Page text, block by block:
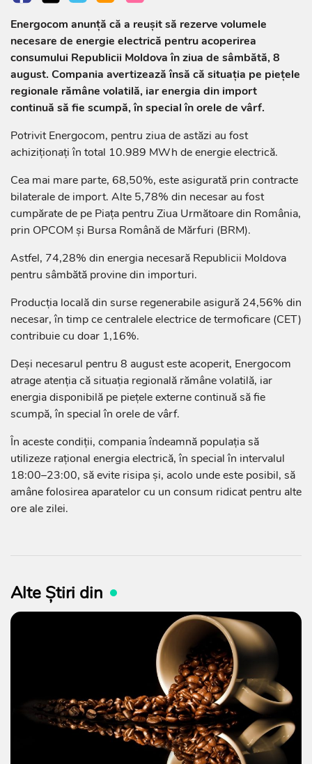
Energocom anunță că a reușit să rezerve volumele
necesare de energie electrică pentru acoperirea
consumului Republicii Moldova în ziua de sâmbătă, 8
august. Compania avertizează însă că situația pe piețele
regionale rămâne volatilă, iar energia din import
continuă să fie scumpă, în special în orele de vârf.
Potrivit Energocom, pentru ziua de astăzi au fost
achiziționați în total 10.989 MWh de energie electrică.
Cea mai mare parte, 68,50%, este asigurată prin contracte
bilaterale de import. Alte 5,78% din necesar au fost
cumpărate de pe Piața pentru Ziua Următoare din România,
prin OPCOM și Bursa Română de Mărfuri (BRM).
Astfel, 74,28% din energia necesară Republicii Moldova
pentru sâmbătă provine din importuri.
Producția locală din surse regenerabile asigură 24,56% din
necesar, în timp ce centralele electrice de termoficare (CET)
contribuie cu doar 1,16%.
Deși necesarul pentru 8 august este acoperit, Energocom
atrage atenția că situația regională rămâne volatilă, iar
energia disponibilă pe piețele externe continuă să fie
scumpă, în special în orele de vârf.
În aceste condiții, compania îndeamnă populația să
utilizeze rațional energia electrică, în special în intervalul
18:00–23:00, să evite risipa și, acolo unde este posibil, să
amâne folosirea aparatelor cu un consum ridicat pentru alte
ore ale zilei.
Alte Știri din